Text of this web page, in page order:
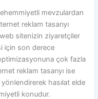
mevzulardan
reklam tasarıyı
web sitenizin ziyaretçiler
için son derece
çok fazla
reklam tasarıyı ise
hasılat elde
konudur.